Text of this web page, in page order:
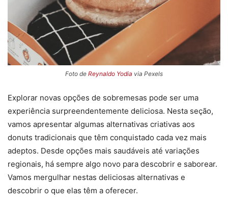
Foto de Reynaldo Yodia via Pexels
Explorar novas opções de sobremesas pode ser uma
experiência surpreendentemente deliciosa. Nesta seção,
vamos apresentar algumas alternativas criativas aos
donuts tradicionais que têm conquistado cada vez mais
adeptos. Desde opções mais saudáveis até variações
regionais, há sempre algo novo para descobrir e saborear.
Vamos mergulhar nestas deliciosas alternativas e
descobrir o que elas têm a oferecer.